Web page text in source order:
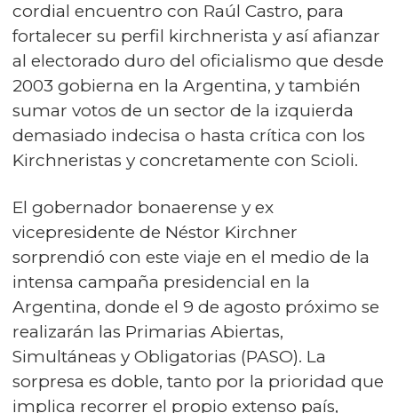
cordial encuentro con Raúl Castro, para
fortalecer su perfil kirchnerista y así afianzar
al electorado duro del oficialismo que desde
2003 gobierna en la Argentina, y también
sumar votos de un sector de la izquierda
demasiado indecisa o hasta crítica con los
Kirchneristas y concretamente con Scioli.
El gobernador bonaerense y ex
vicepresidente de Néstor Kirchner
sorprendió con este viaje en el medio de la
intensa campaña presidencial en la
Argentina, donde el 9 de agosto próximo se
realizarán las Primarias Abiertas,
Simultáneas y Obligatorias (PASO). La
sorpresa es doble, tanto por la prioridad que
implica recorrer el propio extenso país,